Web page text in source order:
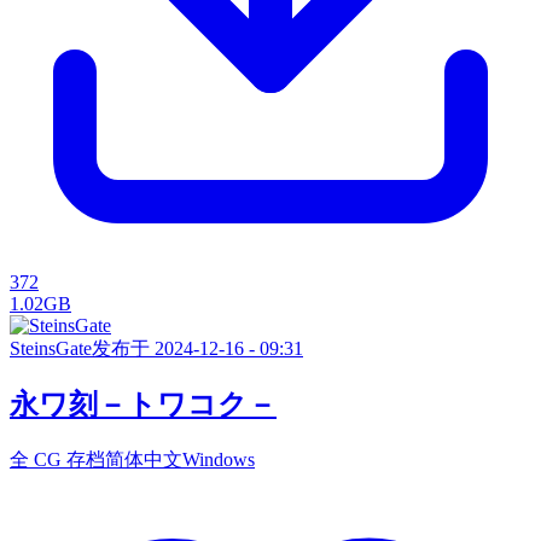
372
1.02GB
SteinsGate发布于 2024-12-16 - 09:31
永ワ刻－トワコク－
全 CG 存档简体中文Windows